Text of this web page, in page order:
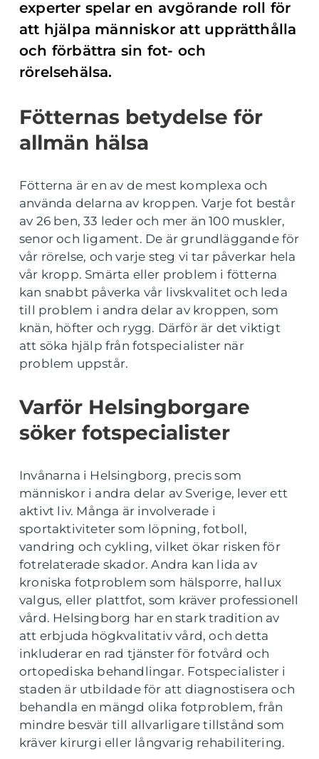
experter spelar en avgörande roll för
att hjälpa människor att upprätthålla
och förbättra sin fot- och
rörelsehälsa.
Fötternas betydelse för
allmän hälsa
Fötterna är en av de mest komplexa och
använda delarna av kroppen. Varje fot består
av 26 ben, 33 leder och mer än 100 muskler,
senor och ligament. De är grundläggande för
vår rörelse, och varje steg vi tar påverkar hela
vår kropp. Smärta eller problem i fötterna
kan snabbt påverka vår livskvalitet och leda
till problem i andra delar av kroppen, som
knän, höfter och rygg. Därför är det viktigt
att söka hjälp från fotspecialister när
problem uppstår.
Varför Helsingborgare
söker fotspecialister
Invånarna i Helsingborg, precis som
människor i andra delar av Sverige, lever ett
aktivt liv. Många är involverade i
sportaktiviteter som löpning, fotboll,
vandring och cykling, vilket ökar risken för
fotrelaterade skador. Andra kan lida av
kroniska fotproblem som hälsporre, hallux
valgus, eller plattfot, som kräver professionell
vård. Helsingborg har en stark tradition av
att erbjuda högkvalitativ vård, och detta
inkluderar en rad tjänster för fotvård och
ortopediska behandlingar. Fotspecialister i
staden är utbildade för att diagnostisera och
behandla en mängd olika fotproblem, från
mindre besvär till allvarligare tillstånd som
kräver kirurgi eller långvarig rehabilitering.